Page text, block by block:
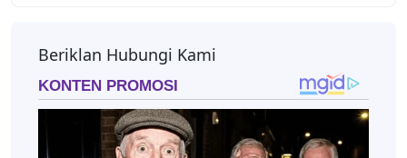
Beriklan Hubungi Kami